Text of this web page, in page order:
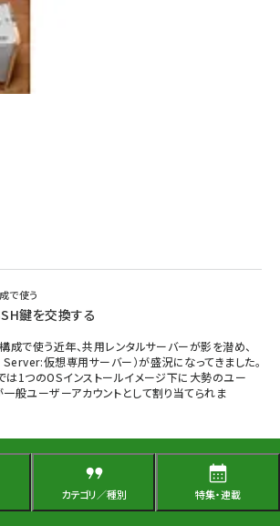
カテゴリ／種別 特集・連載
で使う
鍵を交換する
成で使う近年、共用レンタルサーバーが影を潜め、
仮想専用サーバー）が盛況になってきました。
は1つのOSインストールイメージ下に大勢のユー
一般ユーザーアカウントとして割り当てられま